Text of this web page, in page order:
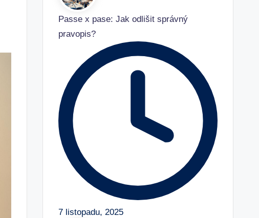
Passe x pase: Jak odlišit správný
pravopis?
7 listopadu, 2025